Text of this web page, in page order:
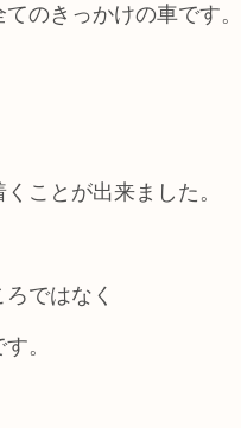
のきっかけの車です。
ことが出来ました。
ではなく
。